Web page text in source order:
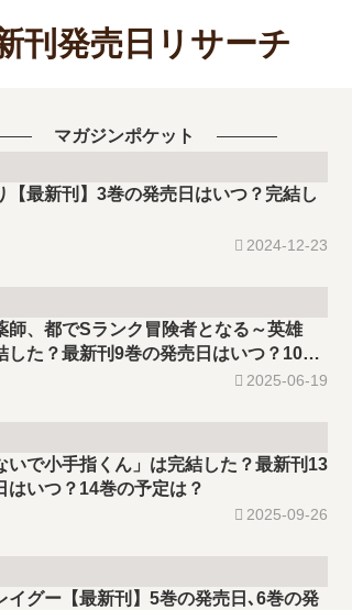
刊発売日リサーチ
マガジンポケット
【最新刊】3巻の発売日はいつ？完結し
2024-12-23
師、都でSランク冒険者となる～英雄
た？最新刊9巻の発売日はいつ？10巻
2025-06-19
いで小手指くん」は完結した？最新刊13
はいつ？14巻の予定は？
2025-09-26
イグー【最新刊】5巻の発売日､6巻の発